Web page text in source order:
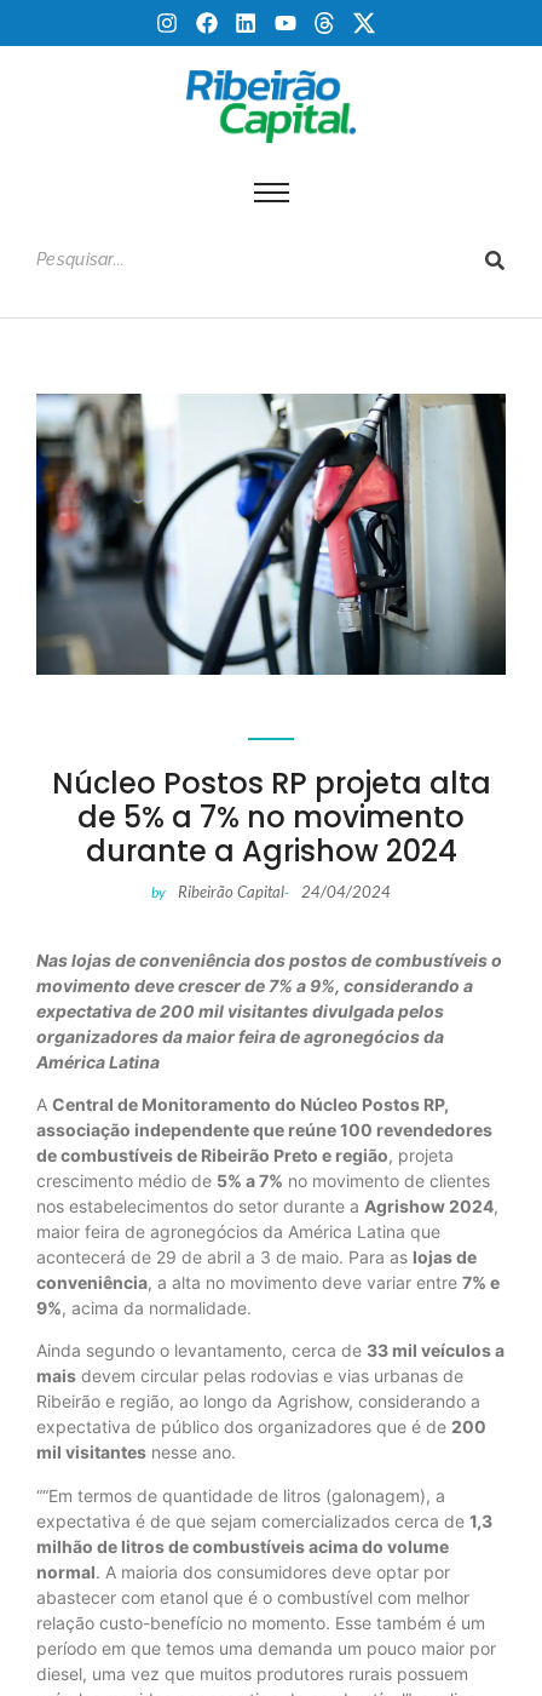
Núcleo Postos RP projeta alta
de 5% a 7% no movimento
durante a Agrishow 2024
by Ribeirão Capital- 24/04/2024
Nas lojas de conveniência dos postos de combustíveis o
movimento deve crescer de 7% a 9%, considerando a
expectativa de 200 mil visitantes divulgada pelos
organizadores da maior feira de agronegócios da
América Latina
A Central de Monitoramento do Núcleo Postos RP,
associação independente que reúne 100 revendedores
de combustíveis de Ribeirão Preto e região, projeta
crescimento médio de 5% a 7% no movimento de clientes
nos estabelecimentos do setor durante a Agrishow 2024,
maior feira de agronegócios da América Latina que
acontecerá de 29 de abril a 3 de maio. Para as lojas de
conveniência, a alta no movimento deve variar entre 7% e
9%, acima da normalidade.
Ainda segundo o levantamento, cerca de 33 mil veículos a
mais devem circular pelas rodovias e vias urbanas de
Ribeirão e região, ao longo da Agrishow, considerando a
expectativa de público dos organizadores que é de 200
mil visitantes nesse ano.
““Em termos de quantidade de litros (galonagem), a
expectativa é de que sejam comercializados cerca de 1,3
milhão de litros de combustíveis acima do volume
normal. A maioria dos consumidores deve optar por
abastecer com etanol que é o combustível com melhor
relação custo-benefício no momento. Esse também é um
período em que temos uma demanda um pouco maior por
diesel, uma vez que muitos produtores rurais possuem